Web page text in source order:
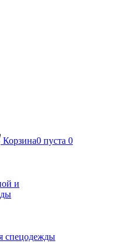
Корзина0 пуста 0
и
спецодежды